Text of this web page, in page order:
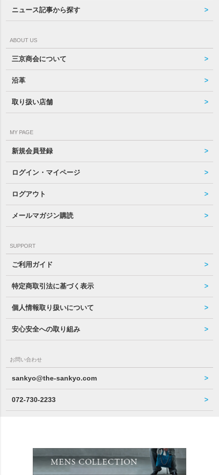
ニュース記事から探す
ABOUT US
三京商会について
沿革
取り扱い店舗
MY PAGE
新規会員登録
ログイン・マイページ
ログアウト
メールマガジン購読
SUPPORT
ご利用ガイド
特定商取引法に基づく表示
個人情報取り扱いについて
安心安全への取り組み
お問い合わせ
sankyo@the-sankyo.com
072-730-2233